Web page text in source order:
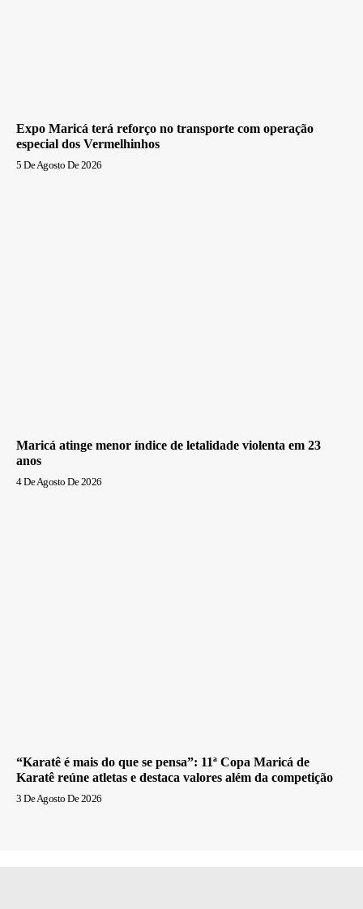
Expo Maricá terá reforço no transporte com operação
especial dos Vermelhinhos
5 De Agosto De 2026
Maricá atinge menor índice de letalidade violenta em 23
anos
4 De Agosto De 2026
“Karatê é mais do que se pensa”: 11ª Copa Maricá de
Karatê reúne atletas e destaca valores além da competição
3 De Agosto De 2026